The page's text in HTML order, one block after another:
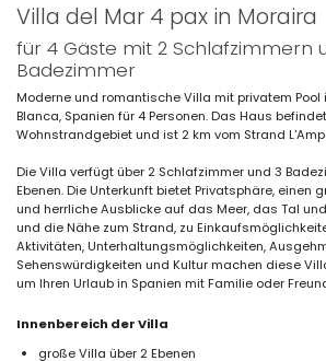
Villa del Mar 4 pax in Moraira
für 4 Gäste mit 2 Schlafzimmern
Badezimmer
Moderne und romantische Villa mit privatem Pool
Blanca, Spanien für 4 Personen. Das Haus
Wohnstrandgebiet und ist 2 km vom Strand
Die Villa verfügt über 2 Schlafzimmer und 3
Ebenen. Die Unterkunft bietet Privatsphäre, einen
und herrliche Ausblicke auf das Meer, das Tal
und die Nähe zum Strand, zu
Aktivitäten, Unterhaltungsmöglichkeiten,
Sehenswürdigkeiten und Kultur machen diese
um Ihren Urlaub in Spanien mit Familie oder
Innenbereich der Villa
große Villa über 2 Ebenen